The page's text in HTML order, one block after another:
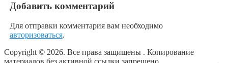
Добавить комментарий
Для отправки комментария вам необходимо
авторизоваться.
Copyright © 2026. Все права защищены . Копирование
материалов без активной ссылки запрещено
.